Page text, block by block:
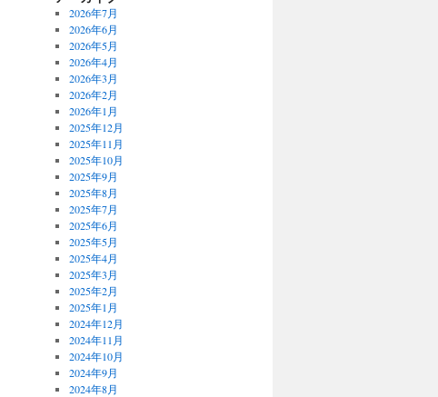
2026年7月
2026年6月
2026年5月
2026年4月
2026年3月
2026年2月
2026年1月
2025年12月
2025年11月
2025年10月
2025年9月
2025年8月
2025年7月
2025年6月
2025年5月
2025年4月
2025年3月
2025年2月
2025年1月
2024年12月
2024年11月
2024年10月
2024年9月
2024年8月